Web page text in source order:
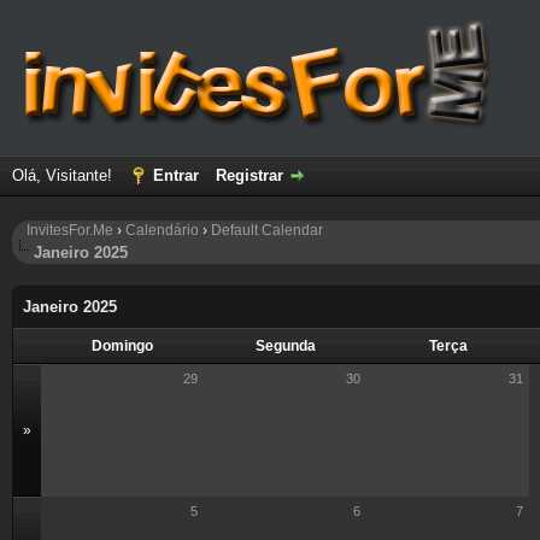
Olá, Visitante! Entrar Registrar
InvitesFor.Me › Calendário › Default Calendar
Janeiro 2025
Janeiro 2025
Domingo Segunda Terça
»
29 30 31
5 6 7